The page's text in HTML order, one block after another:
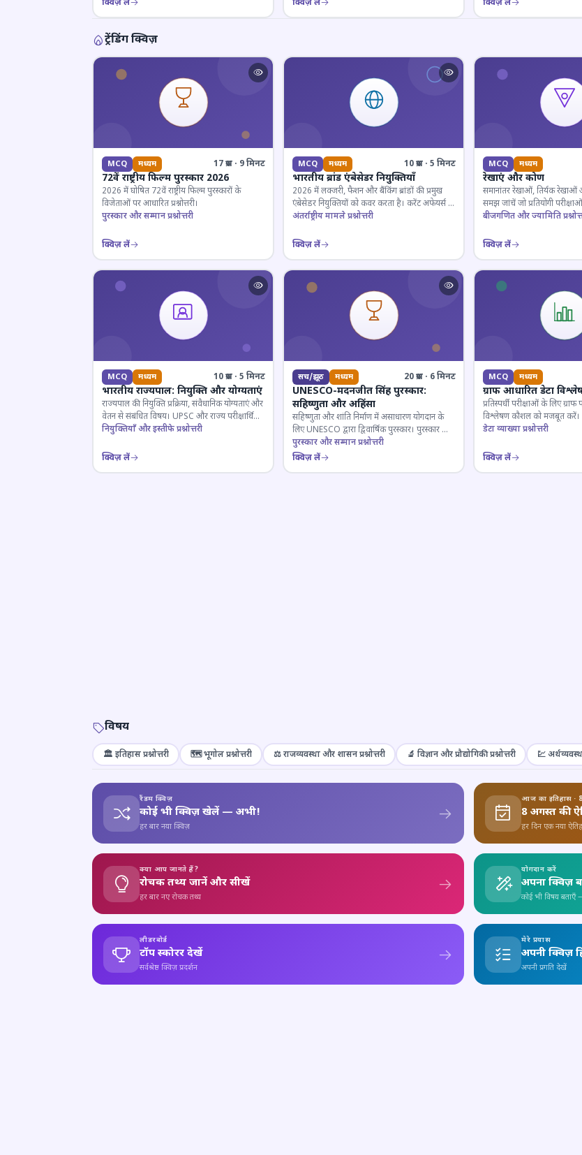
क्विज़ लें
क्विज़ लें
क्विज़ लें
ट्रेंडिंग क्विज़
MCQ मध्यम 17 प्रश्न · 9 मिनट
72वें राष्ट्रीय फिल्म पुरस्कार 2026
2026 में घोषित 72वें राष्ट्रीय फिल्म पुरस्कारों के
विजेताओं पर आधारित प्रश्नोत्तरी।
पुरस्कार और सम्मान प्रश्नोत्तरी
क्विज़ लें
MCQ मध्यम 10 प्रश्न · 5 मिनट
भारतीय ब्रांड एंबेसेडर नियुक्तियाँ
2026 में लक्जरी, फैशन और बैंकिंग ब्रांडों की प्रमुख
एंबेसेडर नियुक्तियों को कवर करता है। करेंट अफेयर्स के
लिए जरूरी।
अंतर्राष्ट्रीय मामले प्रश्नोत्तरी
क्विज़ लें
MCQ मध्यम
रेखाएं और कोण
समानांतर रेखाओं, तिर्यक
समझ जांचें जो प्रतियोगी
बीजगणित और ज्यामिति
क्विज़ लें
MCQ मध्यम 10 प्रश्न · 5 मिनट
भारतीय राज्यपाल: नियुक्ति और योग्यताएं
राज्यपाल की नियुक्ति प्रक्रिया, संवैधानिक योग्यताएं और
वेतन से संबंधित विषय। UPSC और राज्य परीक्षार्थियों
के लिए महत्वपूर्ण।
नियुक्तियाँ और इस्तीफे प्रश्नोत्तरी
क्विज़ लें
सच/झूठ मध्यम 20 प्रश्न · 6 मिनट
UNESCO-मदनजीत सिंह पुरस्कार:
सहिष्णुता और अहिंसा
सहिष्णुता और शांति निर्माण में असाधारण योगदान के
लिए UNESCO द्वारा द्विवार्षिक पुरस्कार। पुरस्कार का
इतिहास और प्राप्तकर्ता।
पुरस्कार और सम्मान प्रश्नोत्तरी
क्विज़ लें
MCQ मध्यम
ग्राफ आधारित डेटा
प्रतिस्पर्धी परीक्षाओं के लिए
विश्लेषण कौशल को मजबूत करें।
डेटा व्याख्या प्रश्नोत्तरी
क्विज़ लें
विषय
🏛️ इतिहास प्रश्नोत्तरी 🗺️ भूगोल प्रश्नोत्तरी ⚖️ राजव्यवस्था और शासन प्रश्नोत्तरी 🔬 विज्ञान और प्रौद्योगिकी प्रश्नोत्तरी 💹 अर्थव्यवस्था
रैंडम क्विज़
कोई भी क्विज़ खेलें — अभी!
हर बार नया क्विज़
आज का इतिहास ·
8 अगस्त की
हर दिन एक नया
क्या आप जानते हैं?
रोचक तथ्य जानें और सीखें
हर बार नए रोचक तथ्य
योगदान करें
अपना क्विज़
कोई भी विषय
लीडरबोर्ड
टॉप स्कोरर देखें
सर्वश्रेष्ठ क्विज़ प्रदर्शन
मेरे प्रयास
अपनी क्विज़
अपनी प्रगति देखें